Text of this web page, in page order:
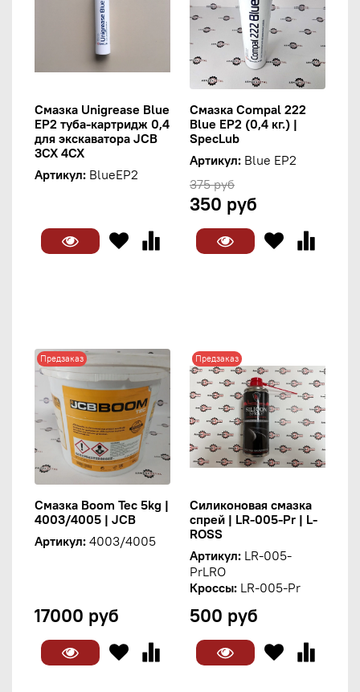
Смазка Unigrease Blue
EP2 туба-картридж 0,4
для экскаватора JCB
3CX 4CX
Артикул: BlueEP2
Смазка Compal 222
Blue EP2 (0,4 кг.) |
SpecLub
Артикул: Blue EP2
375 руб
350 руб
Предзаказ
Смазка Boom Tec 5kg |
4003/4005 | JCB
Артикул: 4003/4005
17000 руб
Предзаказ
Силиконовая смазка
спрей | LR-005-Pr | L-
ROSS
Артикул: LR-005-
PrLRO
Кроссы: LR-005-Pr
500 руб